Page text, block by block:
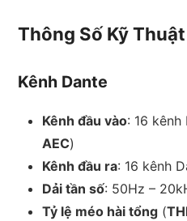
Thông Số Kỹ Thuật
Kênh Dante
Kênh đầu vào: 16
AEC)
Kênh đầu ra: 16 kênh
Dải tần số: 50Hz –
Tỷ lệ méo hài tổng (